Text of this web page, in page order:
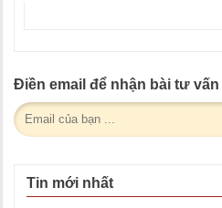
Điền email để nhận bài tư
Tin mới nhất